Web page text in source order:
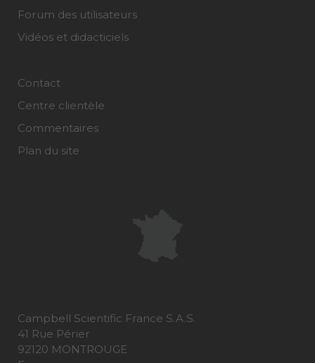
Forum des utilisateurs
Vidéos et didacticiels
Contact
Centre clientèle
Commentaires
Plan du site
Campbell Scientific France S.A.S.
41 Rue Périer
92120 MONTROUGE